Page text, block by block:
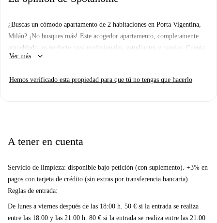
¿Buscas un cómodo apartamento de 2 habitaciones en Porta Vigentina,
Milán? ¡No busques más! Este acogedor apartamento, completamente
amueblado, es perfecto para profesionales, estudiantes y parejas. Cuenta
con una cocina bien equipada con horno y lavadora. Aunque no dispone
para mayor comodidad. No se permite fumar ni alojar invitados.
Miliare Morivione también están cerca, ofreciendo encanto histórico y
disfruta de todo lo que Milán tiene para ofrecer.
Ver más keyboard_arrow_down
Hemos verificado esta propiedad para que tú no tengas que hacerlo
A tener en cuenta
Servicio de limpieza: disponible bajo petición (con suplemento). +3% en
pagos con tarjeta de crédito (sin extras por transferencia bancaria).
Reglas de entrada:
De lunes a viernes después de las 18:00 h. 50 € si la entrada se realiza
entre las 18:00 y las 21:00 h. 80 € si la entrada se realiza entre las 21:00